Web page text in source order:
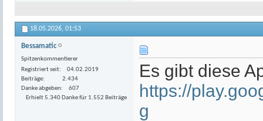
18.05.2026, 01:53
Bessamatic
Spitzenkommentierer
Registriert seit
04.02.2019
Beiträge
2.434
Danke abgeben
607
Erhielt 5.340 Danke für 1.552 Beiträge
Es gibt diese
https://
g